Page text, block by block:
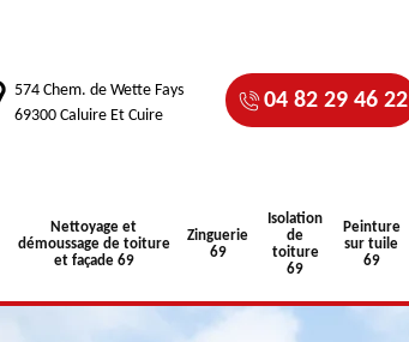
574 Chem. de Wette Fays
69300 Caluire Et Cuire
04 82 29 46 22
Nettoyage et
démoussage de toiture
et façade 69
Zinguerie
69
Isolation
de
toiture
69
Peinture
sur tuile
69